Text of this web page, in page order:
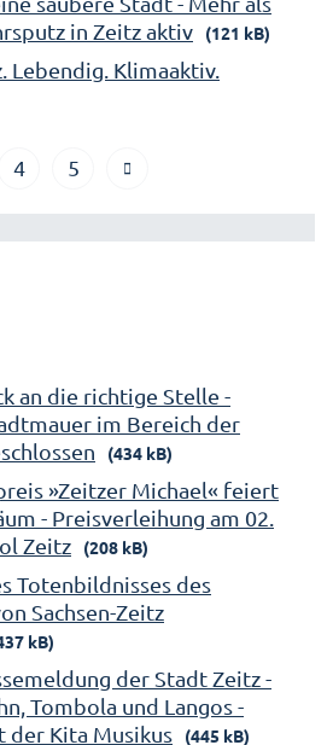
in Zeitz aktiv
(121 kB)
Lebendig. Klimaaktiv.
4 5
an die richtige Stelle -
im Bereich der
(434 kB)
»Zeitzer Michael« feiert
- Preisverleihung am 02.
Zeitz
(208 kB)
Totenbildnisses des
Sachsen-Zeitz
kB)
der Stadt Zeitz -
Tombola und Langos -
der Kita Musikus
(445 kB)